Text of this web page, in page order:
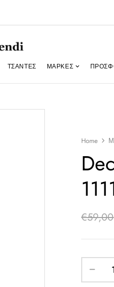
ΤΣΑΝΤΕΣ ΜΑΡΚΕΣ
Home
€59,00